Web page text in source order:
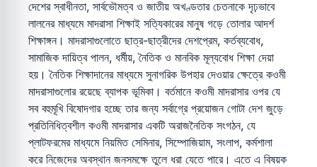
দেশের স্বাধীনতা, সার্বভৌমত্ব ও জাতীয় অখণ্ডতার চেতনাকে দৃঢ়ভাবে
লালনের মাধ্যমে মাদরাসা শিক্ষাই সত্যিকারের মানুষ গড়ে তোলার আদর্শ
শিক্ষাঙ্গন। মাদরাসাগুলোতে ছাত্র-ছাত্রীদের দেশপ্রেম, কর্তব্যবোধ,
সামাজিক দায়িত্ব পালন, ধর্মীয়, নৈতিক ও মানবিক মূল্যবোধ শিক্ষা দেয়া
হয়। নৈতিক শিক্ষাদানের মাধ্যমে সুনাগরিক উপহার দেওয়ার ক্ষেত্রে কওমী
মাদরাসাগুলোর রয়েছে ব্যাপক ভূমিকা। বর্তমানে কওমী মাদরাসার ওপর যে
সব বহুমূখি বিষোদগার হচ্ছে তার জন্য সর্বাগ্রে প্রয়োজন গোটা দেশ জুড়ে
প্রতিনিধিত্বশীল কওমী মাদরাসার একটি অরাজনৈতিক সংগঠন, যে
প্লাটফরমের মাধ্যমে নিয়মিত সেমিনার, সিম্পোজিয়াম, সংলাপ, কর্মশালা
করে নিজেদের অবস্থান জনসমক্ষে তুলে ধরা যেতে পারে। এতে এ বিষয়ক